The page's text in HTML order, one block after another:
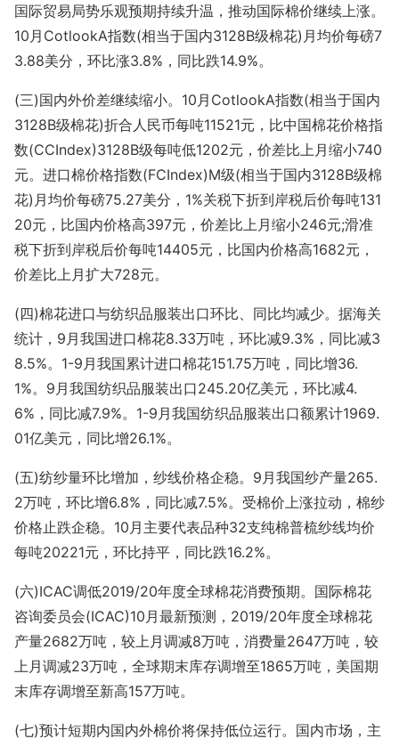
国际贸易局势乐观预期持续升温，推动国际棉价继续上涨。
10月CotlookA指数(相当于国内3128B级棉花)月均价每磅7
3.88美分，环比涨3.8%，同比跌14.9%。
(三)国内外价差继续缩小。10月CotlookA指数(相当于国内
3128B级棉花)折合人民币每吨11521元，比中国棉花价格指
数(CCIndex)3128B级每吨低1202元，价差比上月缩小740
元。进口棉价格指数(FCIndex)M级(相当于国内3128B级棉
花)月均价每磅75.27美分，1%关税下折到岸税后价每吨131
20元，比国内价格高397元，价差比上月缩小246元;滑准
税下折到岸税后价每吨14405元，比国内价格高1682元，
价差比上月扩大728元。
(四)棉花进口与纺织品服装出口环比、同比均减少。据海关
统计，9月我国进口棉花8.33万吨，环比减9.3%，同比减3
8.5%。1-9月我国累计进口棉花151.75万吨，同比增36.
1%。9月我国纺织品服装出口245.20亿美元，环比减4.
6%，同比减7.9%。1-9月我国纺织品服装出口额累计1969.
01亿美元，同比增26.1%。
(五)纺纱量环比增加，纱线价格企稳。9月我国纱产量265.
2万吨，环比增6.8%，同比减7.5%。受棉价上涨拉动，棉纱
价格止跌企稳。10月主要代表品种32支纯棉普梳纱线均价
每吨20221元，环比持平，同比跌16.2%。
(六)ICAC调低2019/20年度全球棉花消费预期。国际棉花
咨询委员会(ICAC)10月最新预测，2019/20年度全球棉花
产量2682万吨，较上月调减8万吨，消费量2647万吨，较
上月调减23万吨，全球期末库存调增至1865万吨，美国期
末库存调增至新高157万吨。
(七)预计短期内国内外棉价将保持低位运行。国内市场，主